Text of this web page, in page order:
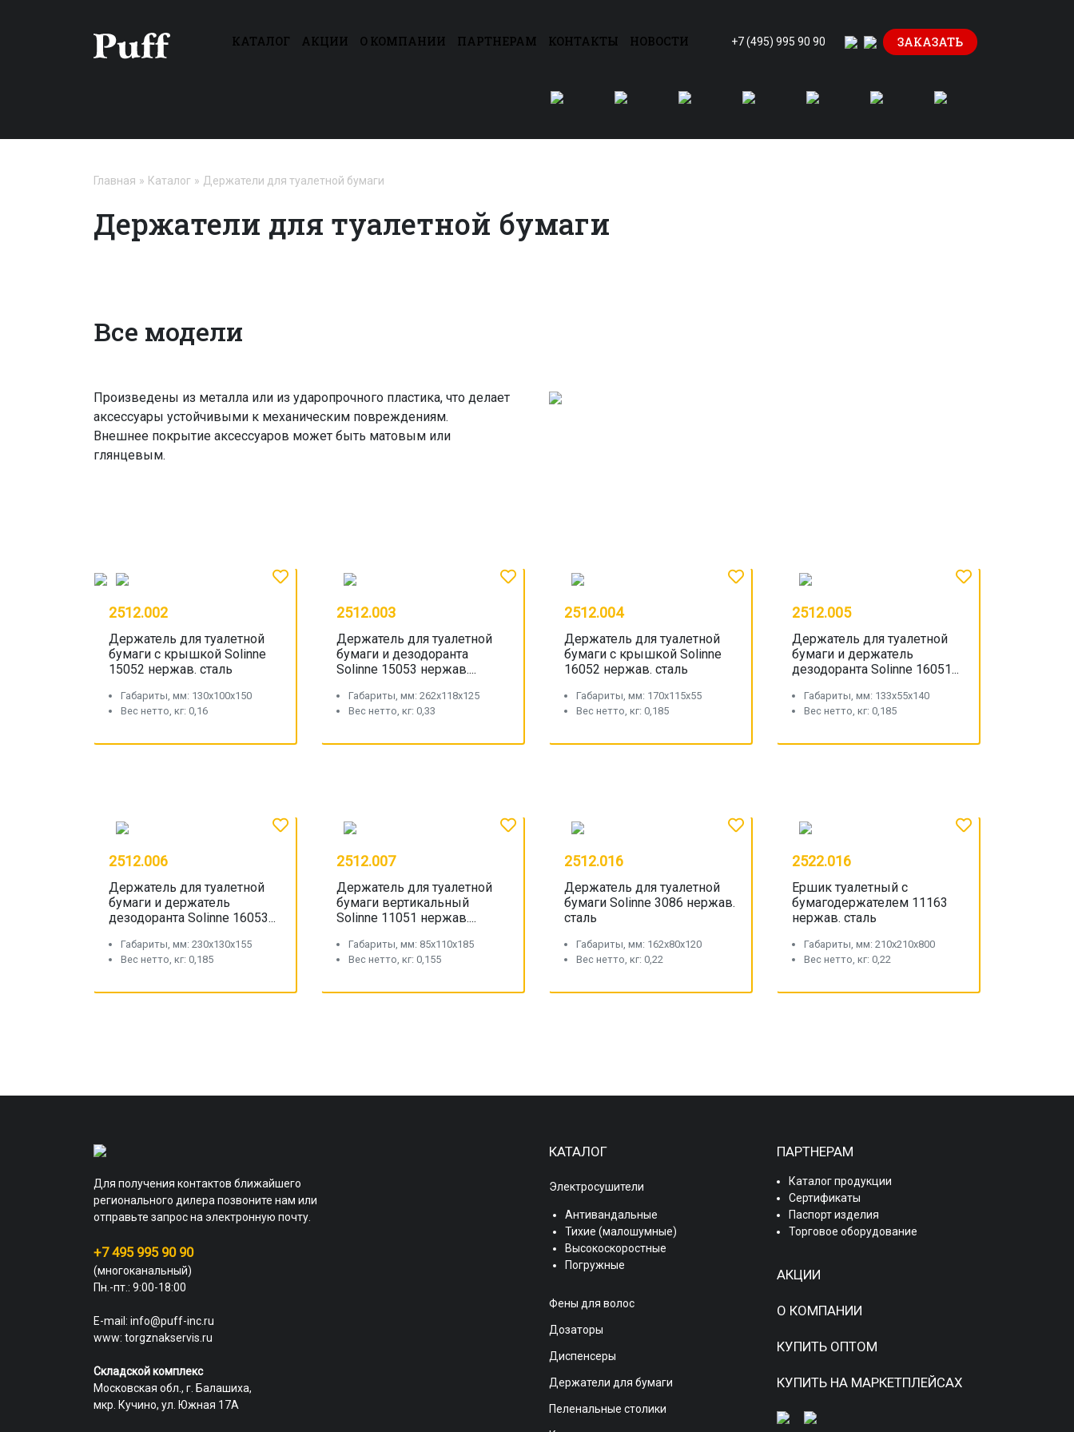
КАТАЛОГ АКЦИИ О КОМПАНИИ ПАРТНЕРАМ КОНТАКТЫ НОВОСТИ +7 (495) 995 90 90 ЗАКАЗАТЬ
Главная Каталог Держатели для туалетной бумаги
Держатели для туалетной бумаги
Все модели
Произведены из металла или из ударопрочного пластика, что делает
аксессуары устойчивыми к механическим повреждениям.
Внешнее покрытие аксессуаров может быть матовым или
глянцевым.
2512.002
Держатель для туалетной
бумаги с крышкой Solinne
15052 нержав. сталь
Габариты, мм: 130x100x150
Вес нетто, кг: 0,16
2512.003
Держатель для туалетной
бумаги и дезодоранта
Solinne 15053 нержав....
Габариты, мм: 262x118x125
Вес нетто, кг: 0,33
2512.004
Держатель для туалетной
бумаги с крышкой Solinne
16052 нержав. сталь
Габариты, мм: 170x115x55
Вес нетто, кг: 0,185
2512.005
Держатель для туалетной
бумаги и держатель
дезодоранта Solinne 16051...
Габариты, мм: 133x55x140
Вес нетто, кг: 0,185
2512.006
Держатель для туалетной
бумаги и держатель
дезодоранта Solinne 16053...
Габариты, мм: 230x130x155
Вес нетто, кг: 0,185
2512.007
Держатель для туалетной
бумаги вертикальный
Solinne 11051 нержав....
Габариты, мм: 85x110x185
Вес нетто, кг: 0,155
2512.016
Держатель для туалетной
бумаги Solinne 3086 нержав.
сталь
Габариты, мм: 162x80x120
Вес нетто, кг: 0,22
2522.016
Ершик туалетный с
бумагодержателем 11163
нержав. сталь
Габариты, мм: 210x210x800
Вес нетто, кг: 0,22
Для получения контактов ближайшего
регионального дилера позвоните нам или
отправьте запрос на электронную почту.
+7 495 995 90 90
(многоканальный)
Пн.-пт.: 9:00-18:00
E-mail: info@puff-inc.ru
www: torgznakservis.ru
Складской комплекс
Московская обл., г. Балашиха,
мкр. Кучино, ул. Южная 17А
КАТАЛОГ
Электросушители
Антивандальные
Тихие (малошумные)
Высокоскоростные
Погружные
Фены для волос
Дозаторы
Диспенсеры
Держатели для бумаги
Пеленальные столики
ПАРТНЕРАМ
Каталог продукции
Сертификаты
Паспорт изделия
Торговое оборудование
АКЦИИ
О КОМПАНИИ
КУПИТЬ ОПТОМ
КУПИТЬ НА МАРКЕТПЛЕЙСАХ